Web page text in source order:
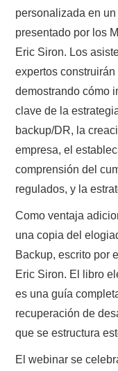
personalizada en
presentado por los
Eric Siron. Los
expertos
demostrando cómo
clave de la
backup/DR, la
empresa, el
comprensión del
regulados, y la
Como ventaja
una copia del
Backup, escrito por
Eric Siron. El libro
es una guía
recuperación de
que se estructura
El webinar se